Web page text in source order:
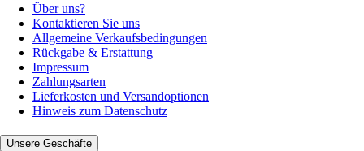
Über uns?
Kontaktieren Sie uns
Allgemeine Verkaufsbedingungen
Rückgabe & Erstattung
Impressum
Zahlungsarten
Lieferkosten und Versandoptionen
Hinweis zum Datenschutz
Unsere Geschäfte